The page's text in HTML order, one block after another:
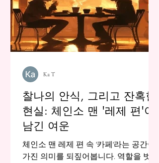
찰나의 안식, 그리고 잔혹한
현실: 체인소 맨 '레제 편'이
남긴 여운
체인소 맨 레제 편 속 '카페'라는 공간이
가진 의미를 되짚어봅니다. 역할을 벗어
Ka T